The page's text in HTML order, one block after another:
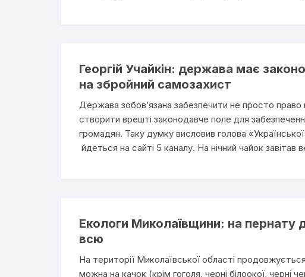
Георгій Учайкін: держава має
на збройний самозахист
Держава зобов’язана забезпечити не просто
створити врешті законодавче поле для
громадян. Таку думку висловив голова «Української
йдеться на сайті 5 каналу. На нічний чайок завітав
Екологи Миколаївщини: на
всю
На території Миколаївської області
можна на качок (крім гоголя, черні білоокої, черні